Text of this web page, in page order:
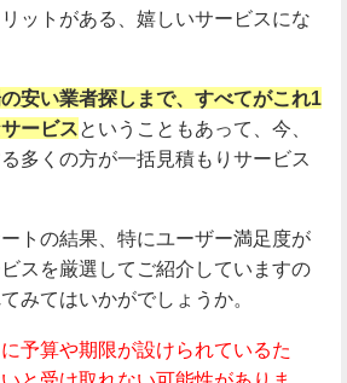
ットがある、嬉しいサービスにな
安い業者探しまで、すべてがこれ1
ービスということもあって、今、
多くの方が一括見積もりサービス
トの結果、特にユーザー満足度が
スを厳選してご紹介していますの
みてはいかがでしょうか。
予算や期限が設けられているた